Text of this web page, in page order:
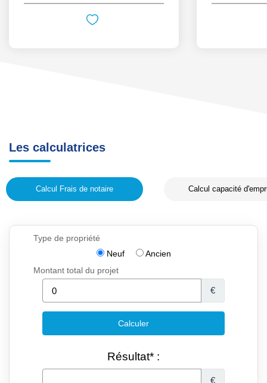
Les calculatrices
Calcul Frais de notaire Calcul capacité